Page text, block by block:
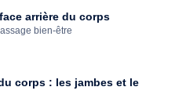
arrière du corps
bien-être
corps : les jambes et le